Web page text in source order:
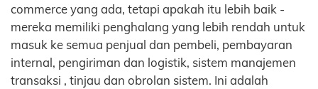
commerce yang ada, tetapi apakah itu lebih baik -
mereka memiliki penghalang yang lebih rendah untuk
masuk ke semua penjual dan pembeli, pembayaran
internal, pengiriman dan logistik, sistem manajemen
transaksi , tinjau dan obrolan sistem. Ini adalah